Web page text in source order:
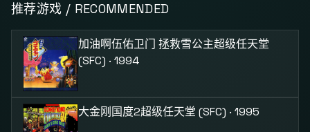
超级任
天堂
(SFC)1994
天堂
(SFC)1995
(FC)1987
推荐游戏 / RECOMMENDED
加油啊伍佑卫门 拯救雪公主超级任天堂
(SFC) · 1994
大金刚国度2超级任天堂 (SFC) · 1995